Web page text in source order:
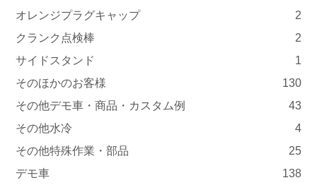
オレンジプラグキャップ
2
クランク点検棒
2
サイドスタンド
1
そのほかのお客様
130
その他デモ車・商品・カスタム例
43
その他水冷
4
その他特殊作業・部品
25
デモ車
138